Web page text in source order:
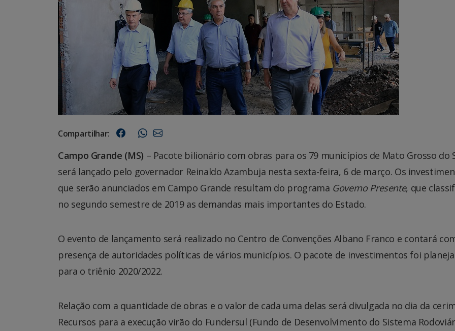
Compartilhar:
Campo Grande (MS) – Pacote bilionário com obras para os 79 municípios de Mato Grosso do
será lançado pelo governador Reinaldo Azambuja nesta sexta-feira, 6 de março. Os
que serão anunciados em Campo Grande resultam do programa Governo Presente, que
no segundo semestre de 2019 as demandas mais importantes do Estado.
O evento de lançamento será realizado no Centro de Convenções Albano Franco e contará
presença de autoridades políticas de vários municípios. O pacote de investimentos foi
para o triênio 2020/2022.
Relação com a quantidade de obras e o valor de cada uma delas será divulgada no dia da
Recursos para a execução virão do Fundersul (Fundo de Desenvolvimento do Sistema